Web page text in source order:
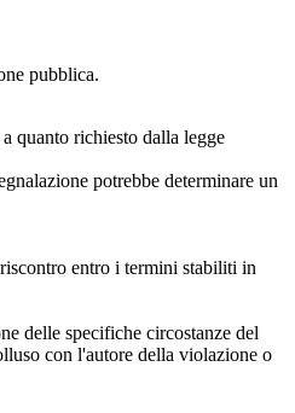
pubblica.
quanto richiesto dalla legge
potrebbe determinare un
riscontro entro i termini stabiliti in
delle specifiche circostanze del
con l'autore della violazione o